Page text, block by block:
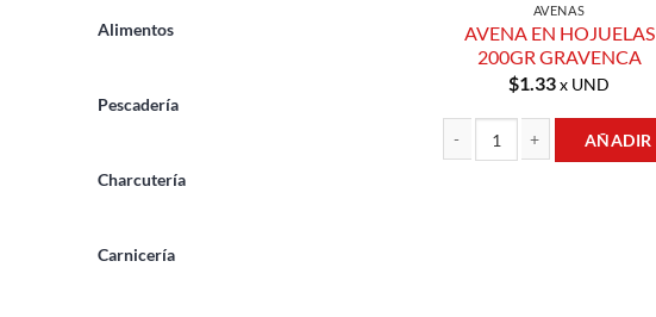
Alimentos
Pescadería
Charcutería
Carnicería
AVENAS
AVENA EN HOJUELAS
200GR GRAVENCA
$1.33x UND
AÑADIR